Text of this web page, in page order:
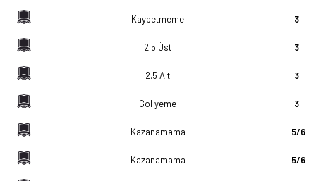
Kaybetmeme 3
2.5 Üst 3
2.5 Alt 3
Gol yeme 3
Kazanamama 5/6
Kazanamama 5/6